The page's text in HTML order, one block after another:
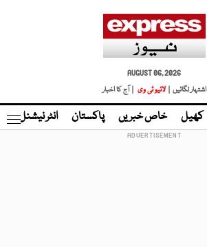
AUGUST 06, 2026
اشتہار لگائیں |
لائیو ٹی وی | آج کا اخبار
کھیل خاص خبریں پاکستان انٹر نیشنل